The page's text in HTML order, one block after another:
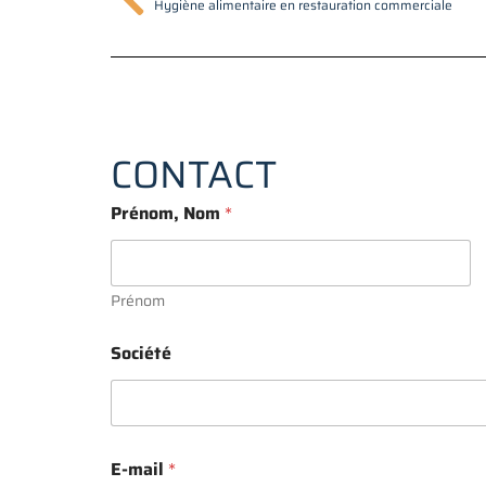
Hygiène alimentaire en restauration commerciale
CONTACT
Prénom, Nom *
Prénom
Société
E-mail *